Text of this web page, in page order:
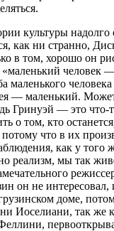
культуры надолго
как ни странно,
в том, хорошо он
человек —
— маленький.
Гринуэй — это что-
о том, кто
что в их
как у
реализм, мы так
он не интересовал,
доме,
Иоселиани, так же